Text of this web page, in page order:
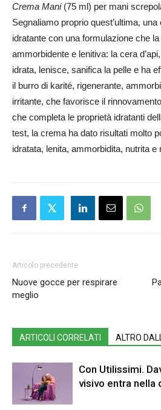
Crema Mani(75 ml) per mani
Segnaliamo proprio quest’ultima,
idratante con una formulazione che
ammorbidente e lenitiva: la cera
idrata, lenisce, sanifica la pelle e ha
il burro di karité, rigenerante,
irritante, che favorisce il
che completa le proprietà idratanti
test, la crema ha dato risultati molto
idratata, lenita, ammorbidita, nutrita e
Articolo precedente
Nuove gocce per respirare
meglio
ARTICOLI CORRELATI ALTRO
Con Utilissimi.
visivo entra nella